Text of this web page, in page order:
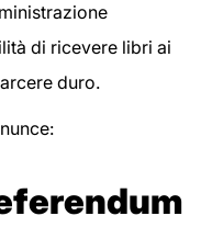
di ricevere libri ai
duro.